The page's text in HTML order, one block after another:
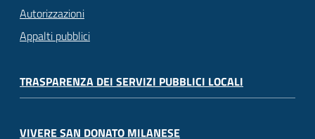
Autorizzazioni
Appalti pubblici
TRASPARENZA DEI SERVIZI PUBBLICI LOCALI
VIVERE SAN DONATO MILANESE